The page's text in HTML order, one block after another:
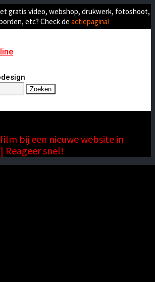
gratis video, webshop, drukwerk, fotoshoot,
etc? Check de actiepagina!
bij een nieuwe website in
snel!